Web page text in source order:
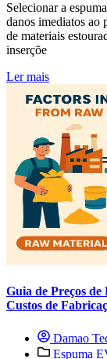
Selecionar a
danos imediatos ao
de materiais
inserçõe
Ler mais
Guia de Preços
Custos de
Damao
Espuma